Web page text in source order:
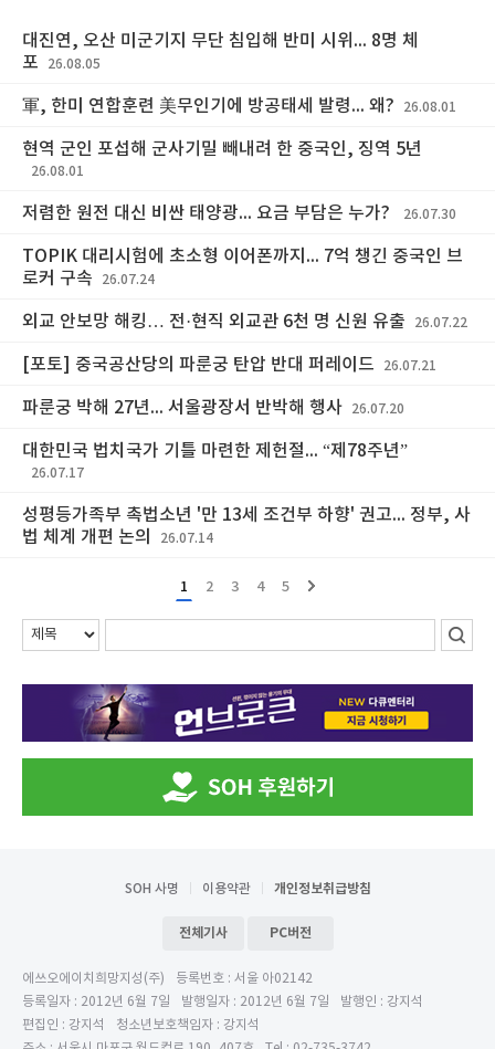
대진연, 오산 미군기지 무단 침입해 반미 시위... 8명 체
포
26.08.05
軍, 한미 연합훈련 美무인기에 방공태세 발령... 왜? 26.08.01
현역 군인 포섭해 군사기밀 빼내려 한 중국인, 징역 5년
26.08.01
저렴한 원전 대신 비싼 태양광... 요금 부담은 누가? 26.07.30
TOPIK 대리시험에 초소형 이어폰까지... 7억 챙긴 중국인 브
로커 구속
26.07.24
외교 안보망 해킹… 전·현직 외교관 6천 명 신원 유출 26.07.22
[포토] 중국공산당의 파룬궁 탄압 반대 퍼레이드 26.07.21
파룬궁 박해 27년... 서울광장서 반박해 행사 26.07.20
대한민국 법치국가 기틀 마련한 제헌절... “제78주년”
26.07.17
성평등가족부 촉법소년 '만 13세 조건부 하향' 권고... 정부, 사
법 체계 개편 논의
26.07.14
1 2 3 4 5
SOH 사명 이용약관 개인정보취급방침
전체기사 PC버전
에쓰오에이치희망지성(주)
등록번호 : 서울 아02142
등록일자 : 2012년 6월 7일
발행일자 : 2012년 6월 7일
발행인 : 강지석
편집인 : 강지석
청소년보호책임자 : 강지석